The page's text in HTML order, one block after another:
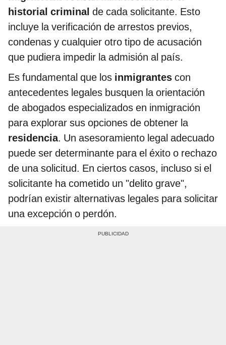
historial criminal de cada solicitante. Esto
incluye la verificación de arrestos previos,
condenas y cualquier otro tipo de acusación
que pudiera impedir la admisión al país.
Es fundamental que los inmigrantes con
antecedentes legales busquen la orientación
de abogados especializados en inmigración
para explorar sus opciones de obtener la
residencia. Un asesoramiento legal adecuado
puede ser determinante para el éxito o rechazo
de una solicitud. En ciertos casos, incluso si el
solicitante ha cometido un "delito grave",
podrían existir alternativas legales para solicitar
una excepción o perdón.